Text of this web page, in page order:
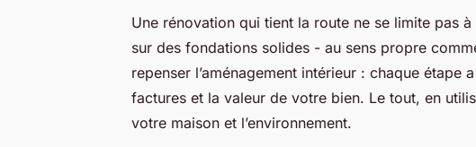
Une rénovation qui tient la route ne se limite pas
sur des fondations solides - au sens propre
repenser l’aménagement intérieur : chaque
factures et la valeur de votre bien. Le tout, en
votre maison et l’environnement.